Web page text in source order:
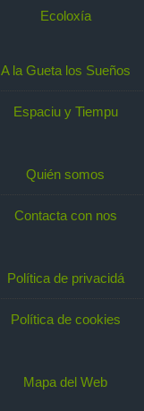
Ecoloxía
A la Gueta los Sueños
Espaciu y Tiempu
Quién somos
Contacta con nos
Política de privacidá
Política de cookies
Mapa del Web